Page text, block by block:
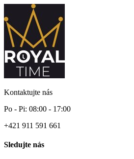
Kontaktujte nás
Po - Pi: 08:00 - 17:00
+421 911 591 661
Sledujte nás